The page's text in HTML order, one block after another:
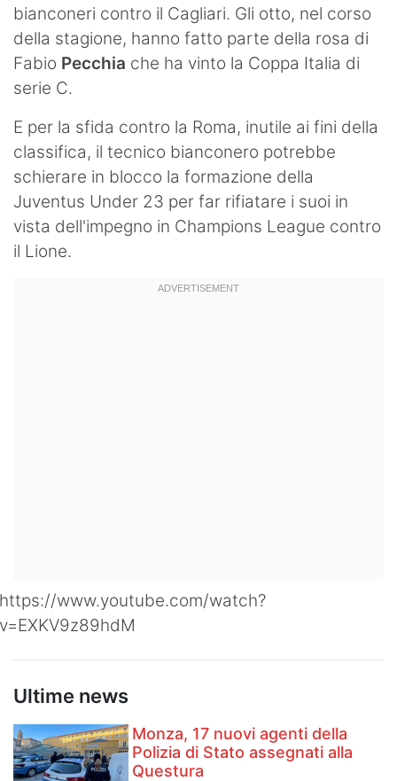
Altre
News
Turismo
Eventi
bianconeri contro il Cagliari. Gli otto, nel corso
della stagione, hanno fatto parte della rosa di
Fabio Pecchia che ha vinto la Coppa Italia di
serie C.
E per la sfida contro la Roma, inutile ai fini della
classifica, il tecnico bianconero potrebbe
schierare in blocco la formazione della
Juventus Under 23 per far rifiatare i suoi in
vista dell'impegno in Champions League contro
il Lione.
https://www.youtube.com/watch?
v=EXKV9z89hdM
Ultime news
Monza, 17 nuovi agenti della
Polizia di Stato assegnati alla
Questura